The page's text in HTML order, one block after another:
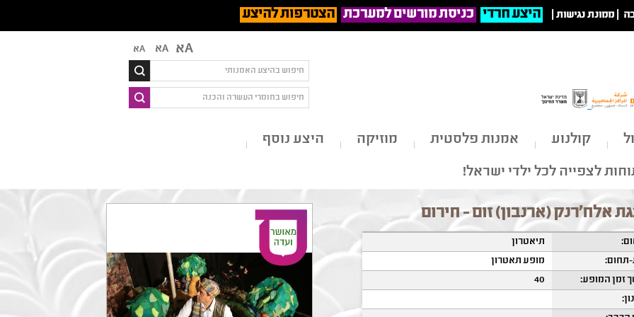
ממונת נגישות היצע חרדי כניסת מורשים למערכת הצטרפות להיצע
Aא Aא Aא
קולנוע אמנות פלסטית מוזיקה
היצע נוסף
לצפייה לכל ילדי ישראל!
אלח'רנק (ארנבון) זום - חירום
תיאטרון
תחום:
מופע תאטרון
זמן המופע:
40